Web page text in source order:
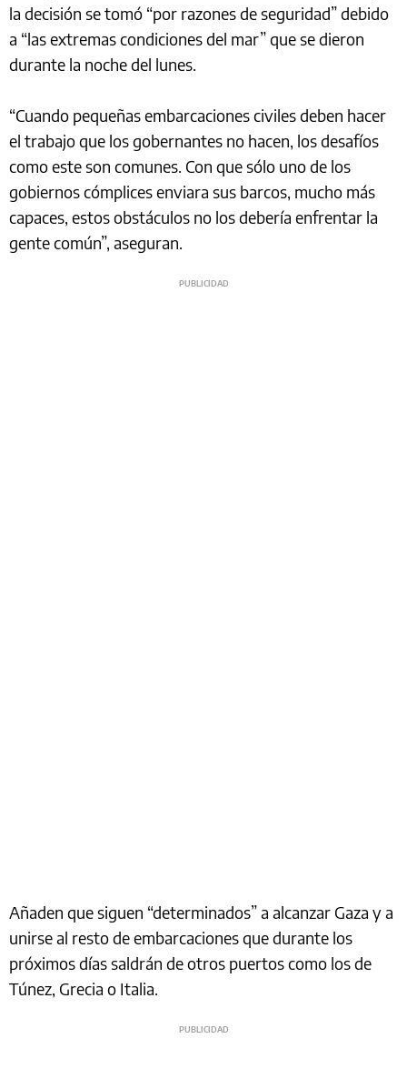
la decisión se tomó “por razones de seguridad” debido
a “las extremas condiciones del mar” que se dieron
durante la noche del lunes.
“Cuando pequeñas embarcaciones civiles deben hacer
el trabajo que los gobernantes no hacen, los desafíos
como este son comunes. Con que sólo uno de los
gobiernos cómplices enviara sus barcos, mucho más
capaces, estos obstáculos no los debería enfrentar la
gente común”, aseguran.
Añaden que siguen “determinados” a alcanzar Gaza y a
unirse al resto de embarcaciones que durante los
próximos días saldrán de otros puertos como los de
Túnez, Grecia o Italia.